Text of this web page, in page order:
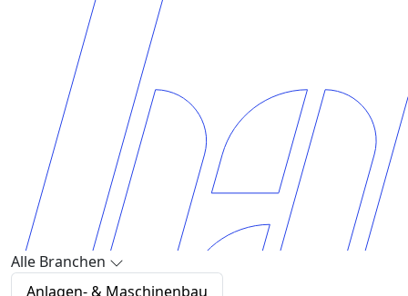
Alle Branchen
Anlagen- & Maschinenbau